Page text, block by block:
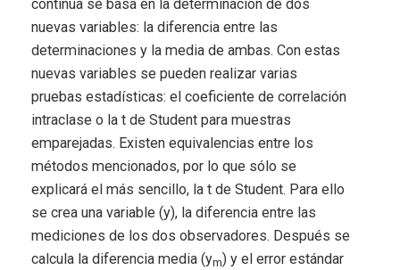
continua se basa en la determinación de dos
nuevas variables: la diferencia entre las
determinaciones y la media de ambas. Con estas
nuevas variables se pueden realizar varias
pruebas estadísticas: el coeficiente de correlación
intraclase o la t de Student para muestras
emparejadas. Existen equivalencias entre los
métodos mencionados, por lo que sólo se
explicará el más sencillo, la t de Student. Para ello
se crea una variable (y), la diferencia entre las
mediciones de los dos observadores. Después se
calcula la diferencia media (ym) y el error estándar